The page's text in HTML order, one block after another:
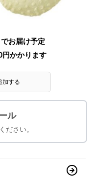
お届け予定
円かかります
加する
ル
ださい。